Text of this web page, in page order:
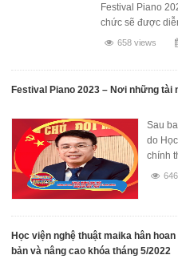
Festival Piano
chức sẽ được
658 views
Festival Piano 2023 – Nơi những tài
Sau
do
chính
Học viện nghệ thuật maika hân
bản và nâng cao khóa tháng 5/2022